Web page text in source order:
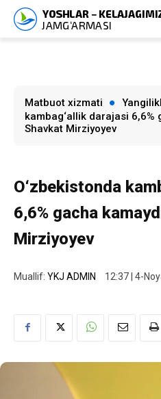
Matbuot xizmati
kambag‘allik darajasi 6,6%
Shavkat Mirziyoyev
O‘zbekistonda
6,6% gacha
Mirziyoyev
Muallif: YKJ ADMIN 12:37 | 4-